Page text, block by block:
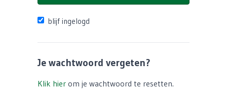
blijf ingelogd
Je wachtwoord vergeten?
Klik hier om je wachtwoord te resetten.